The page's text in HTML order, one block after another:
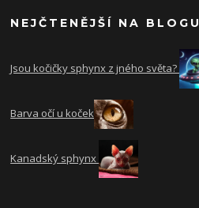
NEJČTENĚJŠÍ NA BLOGU
Jsou kočičky sphynx z jného světa?
Barva očí u koček
Kanadský sphynx